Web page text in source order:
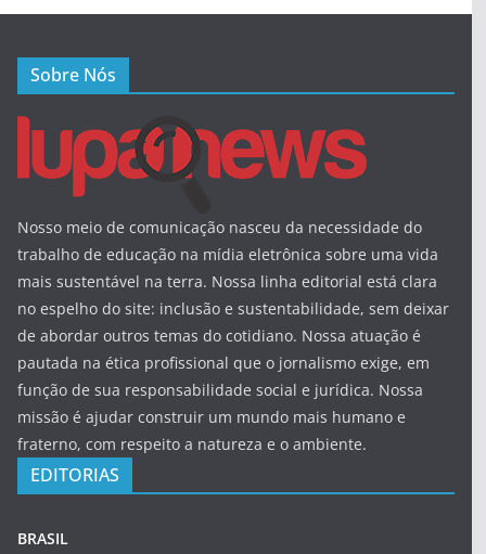
Sobre Nós
Nosso meio de comunicação nasceu da necessidade do
trabalho de educação na mídia eletrônica sobre uma vida
mais sustentável na terra. Nossa linha editorial está clara
no espelho do site: inclusão e sustentabilidade, sem deixar
de abordar outros temas do cotidiano. Nossa atuação é
pautada na ética profissional que o jornalismo exige, em
função de sua responsabilidade social e jurídica. Nossa
missão é ajudar construir um mundo mais humano e
fraterno, com respeito a natureza e o ambiente.
EDITORIAS
BRASIL